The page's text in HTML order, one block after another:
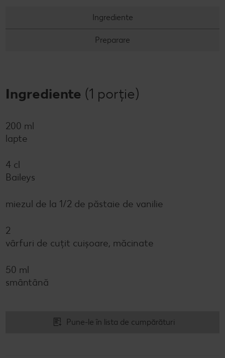
Ingrediente
Preparare
Ingrediente (1 porție)
200 ml
lapte
4 cl
Baileys
miezul de la 1/2 de păstaie de vanilie
2
vârfuri de cuțit cuișoare, măcinate
50 ml
smântână
Pune-le în lista de cumpărături